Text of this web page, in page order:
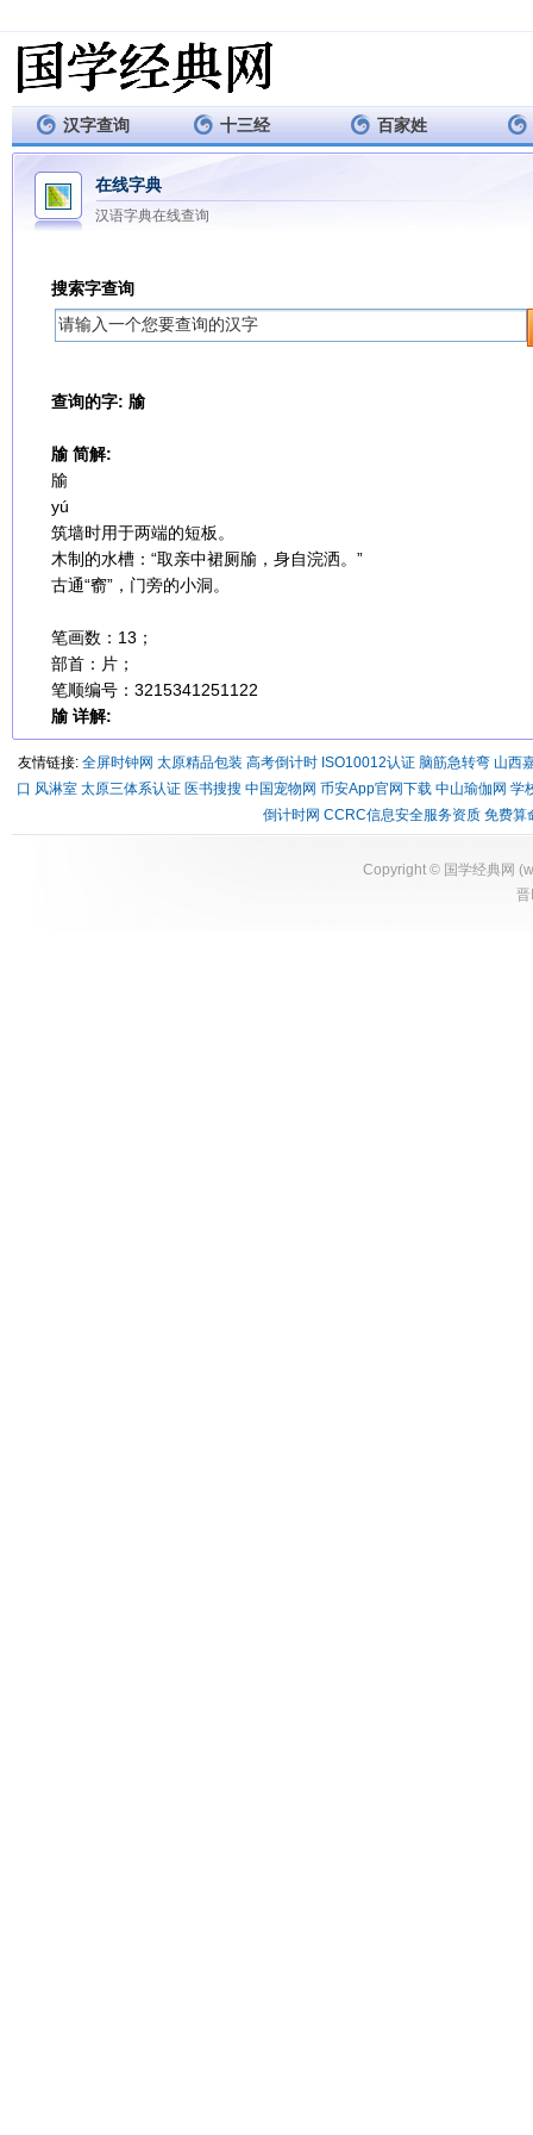
汉字查询 十三经 百家姓
在线字典
汉语字典在线查询
搜索字查询
查询的字: 牏
牏 简解:
牏
yú
筑墙时用于两端的短板。
木制的水槽：“取亲中裙厕牏，身自浣洒。”
古通“窬”，门旁的小洞。
笔画数：13；
部首：片；
笔顺编号：3215341251122
牏 详解:
友情链接: 全屏时钟网 太原精品包装 高考倒计时 ISO10012认证 脑筋急转弯 山西
口 风淋室 太原三体系认证 医书搜搜 中国宠物网 币安App官网下载 中山瑜伽网 学
倒计时网 CCRC信息安全服务资质 免费算
Copyright © 国学经典网 (